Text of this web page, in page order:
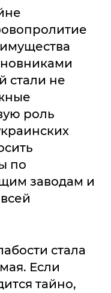
стали не
роль
по
заводам и
стала
Если
тайно,